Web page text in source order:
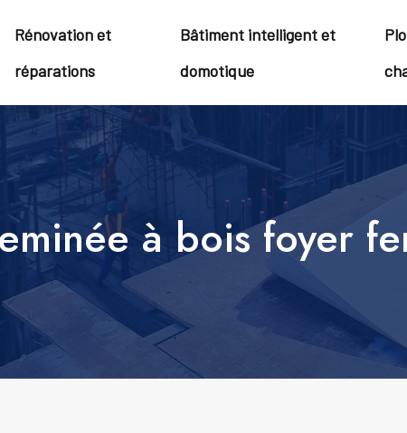
Rénovation et
réparations
Bâtiment intelligent et
domotique
à bois foyer